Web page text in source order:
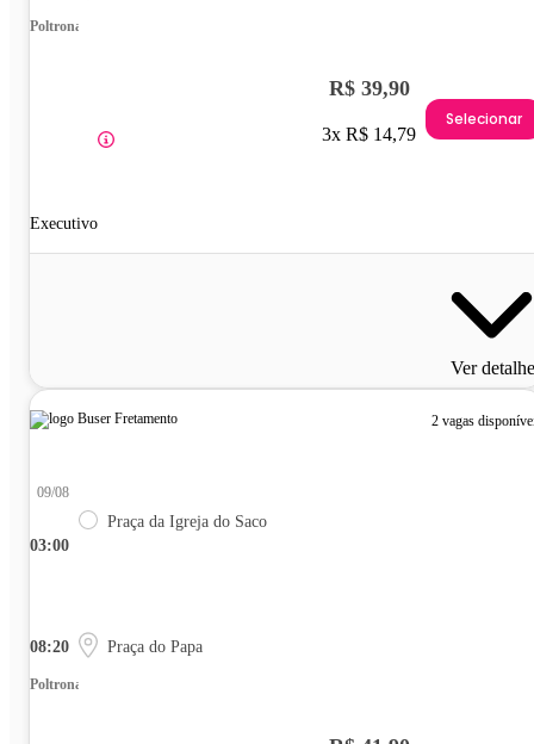
Poltrona
Executivo
R$ 39,90
3x R$ 14,79
Selecionar
Ver
2 vagas
03:00
09/08
Praça da Igreja do Saco
08:20 Praça do Papa
Poltrona